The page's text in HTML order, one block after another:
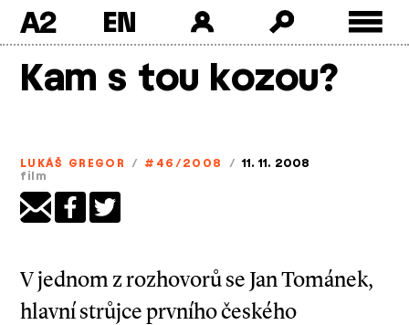
A2
Kam s tou kozou?
LUKÁŠ GREGOR / #46/2008 / 11. 11. 2008
film
V jednom z rozhovorů se Jan Tománek,
hlavní strůjce prvního českého